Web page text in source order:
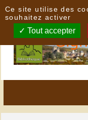
Ce site utilise des
souhaitez activer
Tout accepter